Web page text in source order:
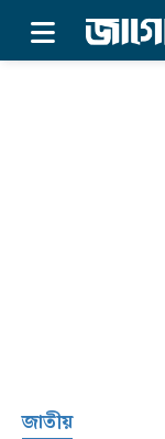
জাতীয়